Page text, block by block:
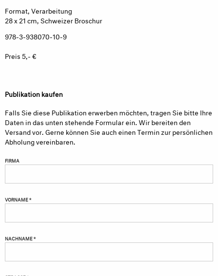
Format, Verarbeitung
28 x 21 cm, Schweizer Broschur
978-3-938070-10-9
Preis 5,- €
Publikation kaufen
Falls Sie diese Publikation erwerben möchten, tragen Sie bitte Ihre
Daten in das unten stehende Formular ein. Wir bereiten den
Versand vor. Gerne können Sie auch einen Termin zur persönlichen
Abholung vereinbaren.
FIRMA
VORNAME *
NACHNAME *